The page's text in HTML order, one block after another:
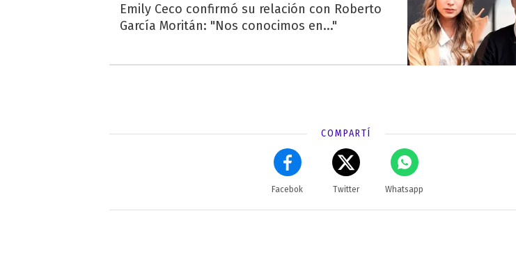
Emily Ceco confirmó su relación con Roberto
García Moritán: "Nos conocimos en..."
COMPARTÍ
Facebok Twitter Whatsapp